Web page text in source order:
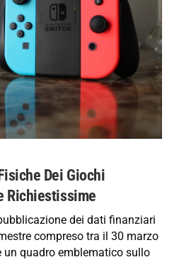
Dei Giochi
Richiestissime
dei dati finanziari
compreso tra il 30 marzo
quadro emblematico sullo